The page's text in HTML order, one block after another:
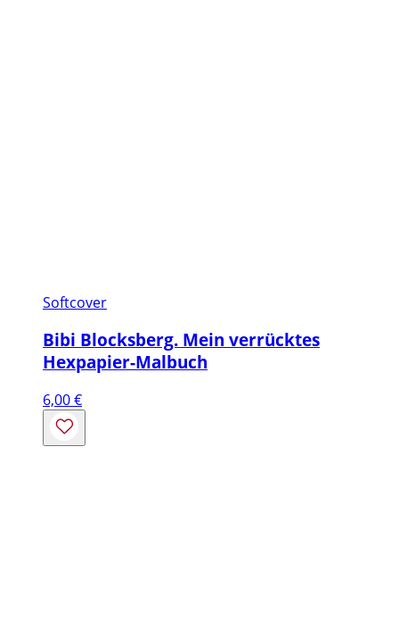
Softcover
Bibi Blocksberg. Mein verrücktes
Hexpapier-Malbuch
6,00€